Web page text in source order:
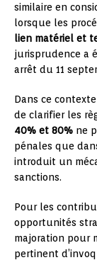
similaire en
lorsque les
lien matériel et
jurisprudence a
arrêt du 11
Dans ce
de clarifier les
40% et 80% ne
pénales que
introduit un
sanctions.
Pour les
opportunités
majoration pour
pertinent